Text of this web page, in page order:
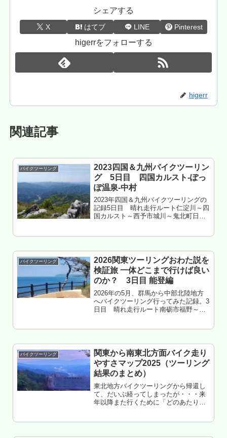
シェアする
X はてブ LINE Pinterest
higerrをフォローする
higerr
関連記事
バイクツーリング
2023四国＆九州バイクツーリン
グ 5日目 四国カルスト-ぽっ
ぽ温泉-中村
2023年四国＆九州バイクツーリングの
記録5日目 晴れ走行ルート仁淀川～四
国カルスト～西予市城川～鬼北町日吉
バイクツーリング
2026関東ツーリングおわた説を
検証旅 一体どこまで行けば良い
のか？ 3日目 能登編
2026年の5月、群馬から中部北陸地方
へバイクツーリング行ってみた記録。3
日目 晴れ走行ルート南砺市福野～小
バイクツーリング
関東から南東北方面バイク走り
やすさマップ2025（ツーリング
結果のまとめ）
東北地方バイクツーリングから帰還し
て、だいぶ経ってしまったが・・・来
年以降また行くために「どのあたりが